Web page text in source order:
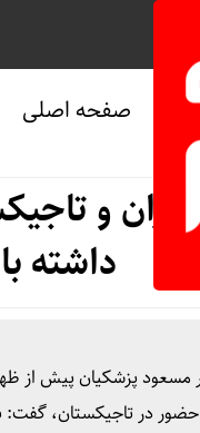
صفحه اصلی
و
داشته
مسعود پزشکیان پیش از
حضور در تاجیکستان،